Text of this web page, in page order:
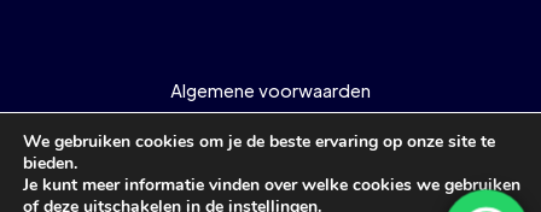
Algemene voorwaarden
Privacyverklaring
Support
We gebruiken cookies om je de beste ervaring op onze site te
bieden.
Je kunt meer informatie vinden over welke cookies we gebruiken
of deze uitschakelen in de instellingen.